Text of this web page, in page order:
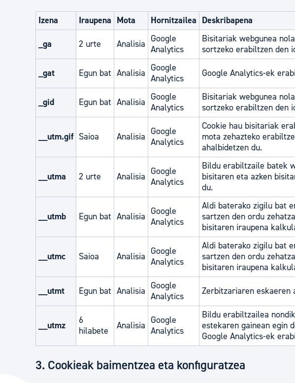
Izena Iraupena Mota Hornitzailea Deskribapena
_ga 2 urte Analisia Google
Analytics
Bisitariak webgunea
sortzeko erabiltzen den
_gat Egun bat Analisia Google
Analytics
Google Analytics-ek
_gid Egun bat Analisia Google
Analytics
Bisitariak webgunea
sortzeko erabiltzen den
__utm.gif Saioa Analisia Google
Analytics
Cookie hau bisitariak
mota zehazteko
ahalbidetzen du.
__utma 2 urte Analisia Google
Analytics
Bildu erabiltzaile batek
bisitaren eta azken
du.
__utmb Egun bat Analisia Google
Analytics
Aldi baterako zigilu bat
sartzen den ordu
bisitaren iraupena
__utmc Saioa Analisia Google
Analytics
Aldi baterako zigilu bat
sartzen den ordu
bisitaren iraupena
__utmt Egun bat Analisia Google
Analytics
Zerbitzariaren eskaeren
__utmz
6
hilabete
Analisia Google
Analytics
Bildu erabiltzailea
estekaren gainean egin
Google Analytics-ek
3. Cookieak baimentzea eta konfiguratzea